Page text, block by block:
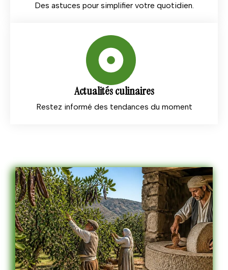
Des astuces pour simplifier votre quotidien.
Actualités culinaires
Restez informé des tendances du moment